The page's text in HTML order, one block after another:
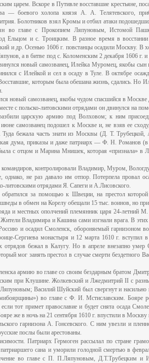
царем. Вскоре в Путивле восставшие крестьяне,
— боевого холопа князя А. А. Телятевского,
Болотников взял Кромы и отбил атаки
во главе с Прокопием Ляпуновым, Истомой
Ельцом и с. Троицким. В разное время в восстании
и др. Осенью 1606 г. повстанцы осадили Москву. В
а в битве под с. Коломенским 2 декабря 1606 г.
новый самозванец, Илейка Муромец, якобы
с Илейкой и сел в осаду в Туле. В октябре
которым была обешана жизнь, сдались. Но
новый самозванец, якобы чудом спасшийся в Москве
с польско-литовскими отрядами он двинулся на
царскую армию под Волховом; к ним
самозванец подошел к Москве и, не взяв ее
бежала часть знати из Москвы (Д. Т.
дума, приказы и даже патриарх — Ф. Н. Романов (в
с отцом и Марина Мнишек, которая «признала» в
контролировали Владимир, Муром,
однако, не раз давало им отпор. Потерпела провал
литовскими отрядами Я. Сапеги и А.Лисовского.
за помощью к Швеции, на престол которой
в обмен на Корелу обещали 15 тыс. воинов, но
и местных ополчений племянник царя 24-летний
Владимира и Кашина сами изгнали врага. В этих
и осадил Смоленск, обороняемый гарнизоном
Сергиева монастыря и 12 марта 1610 г. вступил
отрядов бежал в Калугу. Но в апреле внезапно
мог занять престол в случае смерти бездетного
армию во главе со своим бездарным братом
при Клушине. Жолкевский и Лжедмитрий II с
Василий Шуйский был свергнут и насильно
во главе с Ф. И. Мстиславским. Бояре
тот примет православие и будет снята осада
же в ночь на 21 сентября 1610 г. впустили в Москву
гарнизона А. Гонсевского. С ним увезли и
послы были арестованы.
Патриарх Гермоген рассылал по стране
сана и уморили голодной смертью в
во главе с П. П.Ляпуновым, Д.Т.Трубецким